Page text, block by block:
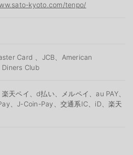
kyoto.com/tenpo/
Card 、JCB、American
Diners Club
天ペイ、d払い、メルペイ、au PAY、
、J-Coin-Pay、交通系IC、iD、楽天